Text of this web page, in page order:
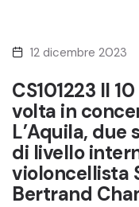
12 dicembre 2023
CS101223 Il
volta in
L’Aquila,
di livello
violoncellista
Bertrand